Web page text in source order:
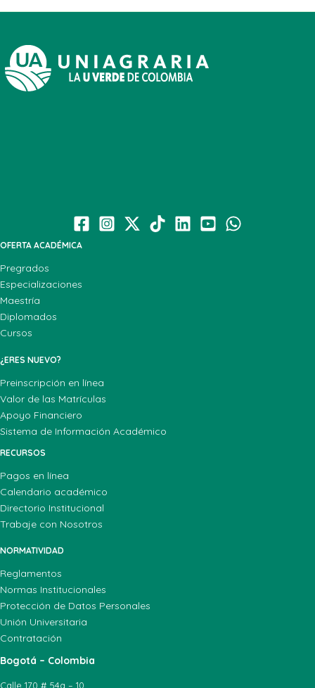
OFERTA ACADÉMICA
Pregrados
Especializaciones
Maestría
Diplomados
Cursos
¿ERES NUEVO?
Preinscripción en línea
Valor de las Matrículas
Apoyo Financiero
Sistema de Información Académico
RECURSOS
Pagos en línea
Calendario académico
Directorio Institucional
Trabaje con Nosotros
NORMATIVIDAD
Reglamentos
Normas Institucionales
Protección de Datos Personales
Unión Universitaria
Contratación
Bogotá – Colombia
Calle 170 # 54a – 10